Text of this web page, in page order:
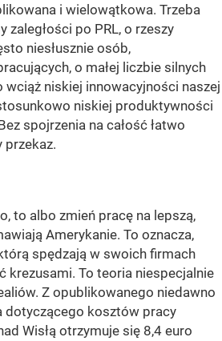
i wielowątkowa. Trzeba
zaległości po PRL, o rzeszy
niesłusznie osób,
o małej liczbie silnych
wciąż niskiej innowacyjności naszej
niskiej produktywności
spojrzenia na całość łatwo
przekaz.
to albo zmień pracę na lepszą,
Amerykanie. To oznacza,
spędzają w swoich firmach
krezusami. To teoria niespecjalnie
Z opublikowanego niedawno
dotyczącego kosztów pracy
Wisłą otrzymuje się 8,4 euro